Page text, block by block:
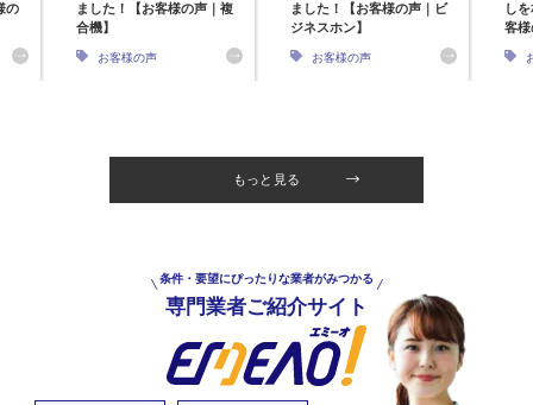
の
ました！【お客様の声｜複
合機】
お客様の声
ました！【お客様の声｜ビ
ジネスホン】
お客様の声
し
客
もっと見る
条件・要望にぴったりな業者がみつかる
専門業者ご紹介サイト